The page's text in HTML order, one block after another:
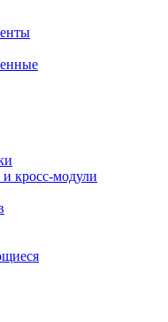
кросс-модули